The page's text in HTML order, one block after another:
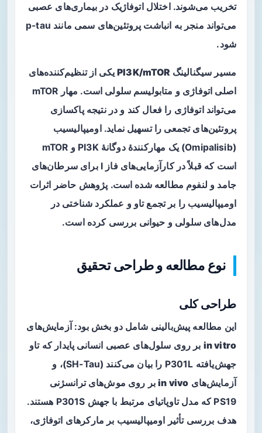
تخریب می‌شوند. اختلال اتوفاژیک در بیماری‌های عصبی
می‌تواند منجر به انباشت پروتئین‌های سمی مانند p-tau
شود.
مسیر سیگنالینگ PI3K/mTORیکی از تنظیم‌کننده‌های
اصلی اتوفاژی و متابولیسم سلولی است. مهار mTOR
می‌تواند اتوفاژی را فعال کند و در نتیجه پاکسازی
پروتئین‌های تجمعی را تسهیل نماید. اومیپالیسیب
(Omipalisib) یک مهارکنندهٔ دوگانهٔ PI3K و mTOR
است که قبلاً در کارآزمایی‌های فاز I برای سرطان‌های
جامد و لنفوم مطالعه شده است. پژوهش حاضر اثرات
اومیپالیسیب را بر تجمع تاو و عملکرد شناختی در
مدل‌های سلولی و حیوانی بررسی کرده است.
نوع مطالعه و طراحی تحقیق
طراحی کلی
این مطالعه پیش‌بالینی شامل دو بخش بود: آزمایش‌های
in vitro بر روی سلول‌های عصبی انسانی پایدار که تاو
جهش‌یافته P301L را بیان می‌کنند (SH-Tau)، و
آزمایش‌های in vivoبر روی موش‌های ترانسژنی
PS19 که مدل تاوپاتیای مرتبط با جهش P301S هستند.
هدف بررسی تأثیر اومیپالیسیب بر مارکرهای اتوفاژی،